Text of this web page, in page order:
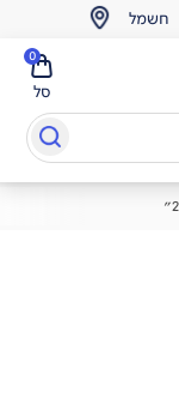
חשמל
סל
0